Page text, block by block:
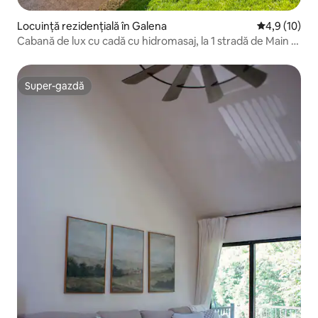
Locuință rezidențială în Galena Scor mediu
4,9 (10)
Cabană de lux cu cadă cu hidromasaj, la 1 stradă de Main St
Super-gazdă
Super-gazdă